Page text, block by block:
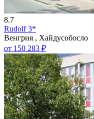
8.7
Rudolf 3*
Венгрия , Хайдусобосло
от 150 283 ₽